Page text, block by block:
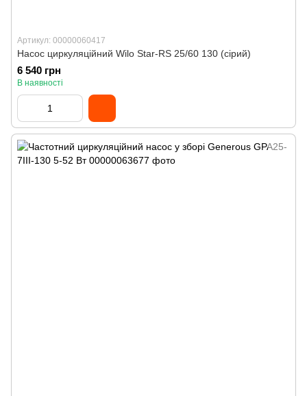
Артикул: 00000060417
Насос циркуляційний Wilo Star-RS 25/60 130 (сірий)
6 540 грн
В наявності